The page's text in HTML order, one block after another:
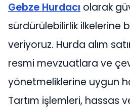
Gebze Hurdacı olarak
sürdürülebilirlik ilkelerine
veriyoruz. Hurda alım
resmi mevzuatlara ve
yönetmeliklerine uygun
Tartım işlemleri, hassas